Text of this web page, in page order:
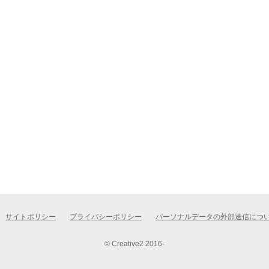
サイトポリシー プライバシーポリシー パーソナルデータの外部送信につ
© Creative2 2016-